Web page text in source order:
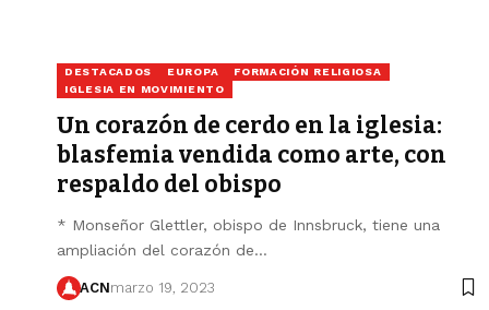
DESTACADOS EUROPA
FORMACIÓN RELIGIOSA
IGLESIA EN MOVIMIENTO
Un corazón de cerdo en la iglesia:
blasfemia vendida como arte, con
respaldo del obispo
* Monseñor Glettler, obispo de Innsbruck, tiene una
ampliación del corazón de…
ACNmarzo 19, 2023